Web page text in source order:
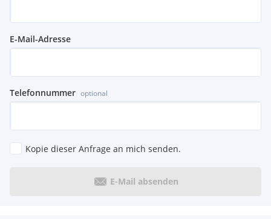
E-Mail-Adresse
Telefonnummer optional
Kopie dieser Anfrage an mich senden.
E-Mail absenden